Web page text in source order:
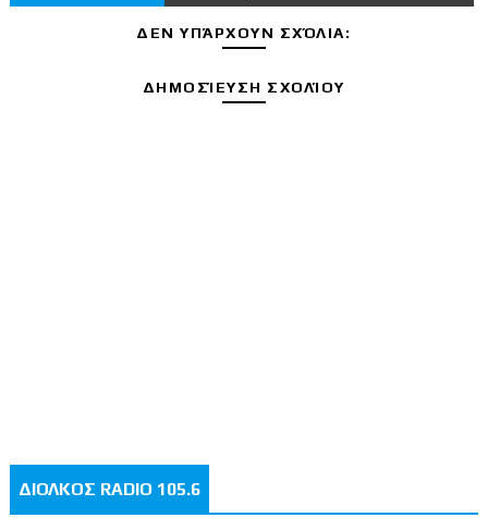
ΔΕΝ ΥΠΆΡΧΟΥΝ ΣΧΌΛΙΑ:
ΔΗΜΟΣΊΕΥΣΗ ΣΧΟΛΊΟΥ
ΔΙΟΛΚΟΣ RADIO 105.6